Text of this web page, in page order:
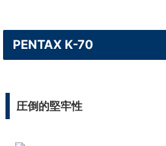
PENTAX K-70
圧倒的堅牢性